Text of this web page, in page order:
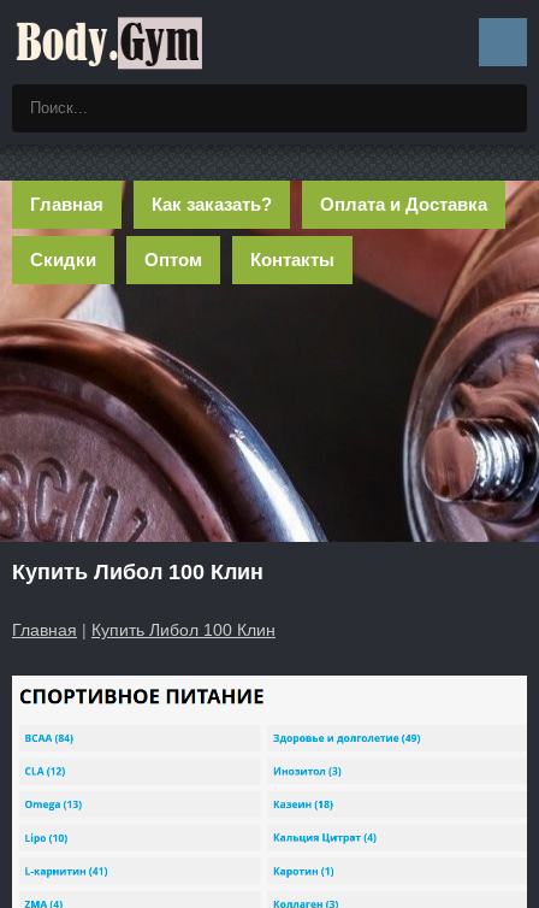
Главная Как заказать? Оплата и Доставка
Скидки Оптом Контакты
Купить Либол 100 Клин
Главная | Купить Либол 100 Клин